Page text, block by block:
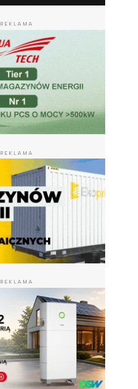
REKLAMA
REKLAMA
REKLAMA